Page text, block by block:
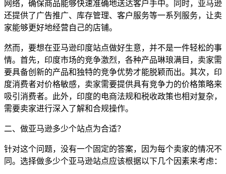
网络，确保商品能够快速准确地送达客户手中。同时，亚马逊
还提供了广告推广、库存管理、客户服务等一系列服务，让卖
家能够更好地经营自己的店铺。
然而，要想在亚马逊印度站点做好生意，并不是一件轻松的事
情。首先，印度市场的竞争激烈，各种产品琳琅满目，卖家需
要具备创新的产品和独特的竞争优势才能脱颖而出。其次，印
度消费者对价格敏感，卖家需要提供具有竞争力的价格策略来
吸引消费者。此外，印度的电商法规和税收政策也相对复杂，
需要卖家进行深入了解和合规操作。
二、做亚马逊多少个站点为合适？
针对这个问题，没有一个固定的答案，因为每个卖家的情况不
同。选择做多少个亚马逊站点应该根据以下几个因素来考虑：